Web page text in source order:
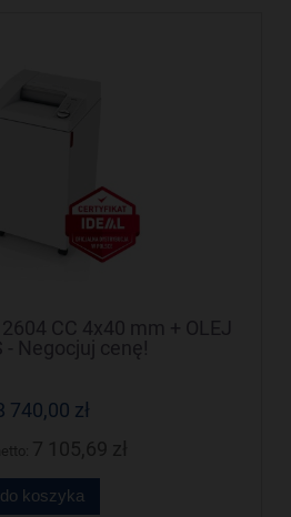
CC 4x40 mm + OLEJ
- Negocjuj cenę!
740,00 zł
do koszyka